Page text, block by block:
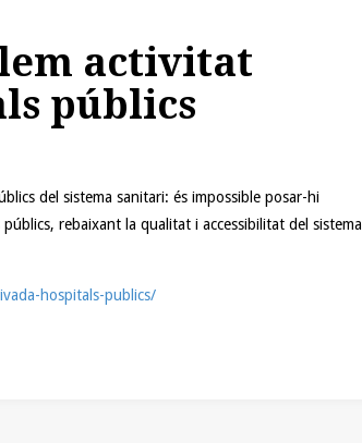
activitat
públics
del sistema sanitari: és impossible posar-hi
rebaixant la qualitat i accessibilitat del sistema
hospitals-publics/